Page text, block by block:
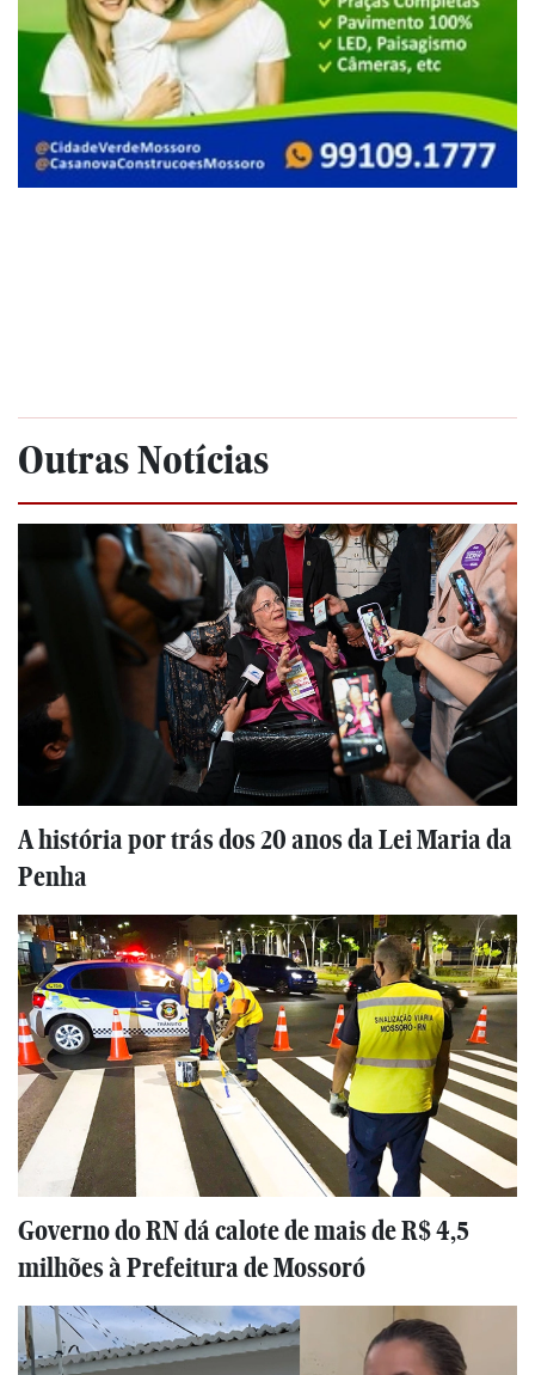
Outras Notícias
A história por trás dos 20 anos da Lei Maria da
Penha
Governo do RN dá calote de mais de R$ 4,5
milhões à Prefeitura de Mossoró